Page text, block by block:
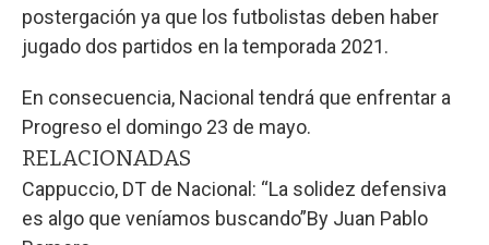
postergación ya que los futbolistas deben haber
jugado dos partidos en la temporada 2021.
En consecuencia, Nacional tendrá que enfrentar a
Progreso el domingo 23 de mayo.
RELACIONADAS
Cappuccio, DT de Nacional: “La solidez defensiva
es algo que veníamos buscando”By Juan Pablo